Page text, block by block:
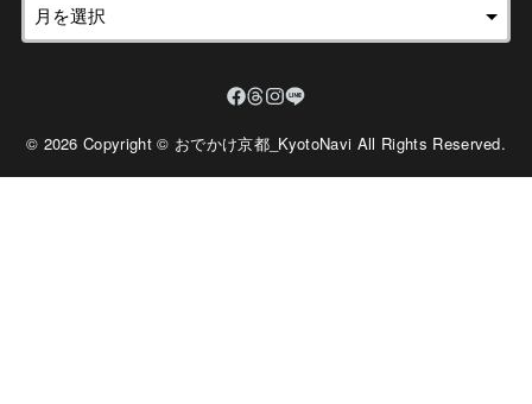
© 2026 Copyright © おでかけ京都_KyotoNavi All Rights Reserved.